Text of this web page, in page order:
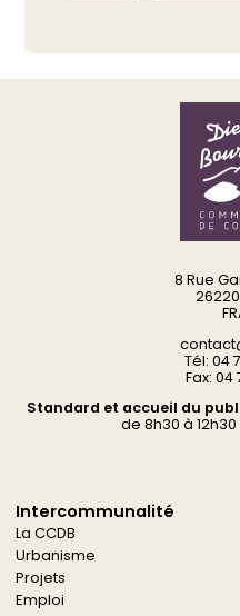
8 Rue
26220
Tél: 04
Fax: 04
Standard et accueil du
de 8h30 à
Intercommunalité
La CCDB
Urbanisme
Projets
Emploi